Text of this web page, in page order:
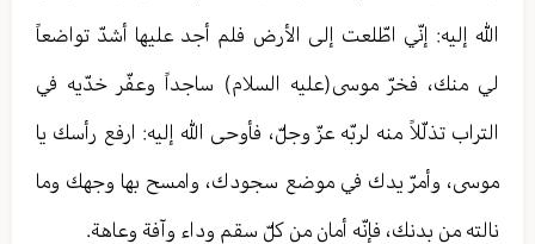
الله إليه: إنّي اطّلعت إلى الأرض فلم أجد عليها أشدّ تواضعاً
لي منك، فخرّ موسى(عليه السلام) ساجداً وعفّر خدّيه في
التراب تذلّلاً منه لربّه عزّ وجلّ، فأوحى الله إليه: ارفع رأسك يا
موسى، وأمرّ يدك في موضع سجودك، وامسح بها وجهك وما
نالته من بدنك، فإنّه أمان من كلّ سقم وداء وآفة وعاهة.